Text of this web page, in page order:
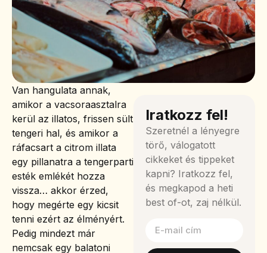
Van hangulata annak,
amikor a vacsoraasztalra
kerül az illatos, frissen sült
tengeri hal, és amikor a
ráfacsart a citrom illata
egy pillanatra a tengerparti
esték emlékét hozza
vissza… akkor érzed,
hogy megérte egy kicsit
tenni ezért az élményért.
Pedig mindezt már
nemcsak egy balatoni
Iratkozz fel!
Szeretnél a lényegre
törő, válogatott
cikkeket és tippeket
kapni? Iratkozz fel,
és megkapod a heti
best of-ot, zaj nélkül.